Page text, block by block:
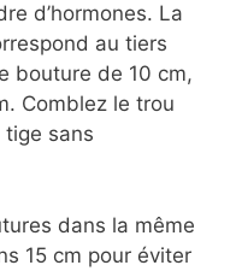
d’hormones. La
au tiers
bouture de 10 cm,
Comblez le trou
sans
dans la même
15 cm pour éviter